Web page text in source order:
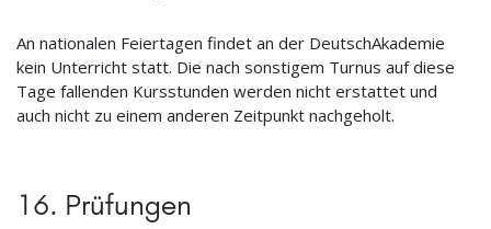
An nationalen Feiertagen findet an der DeutschAkademie
kein Unterricht statt. Die nach sonstigem Turnus auf diese
Tage fallenden Kursstunden werden nicht erstattet und
auch nicht zu einem anderen Zeitpunkt nachgeholt.
16. Prüfungen